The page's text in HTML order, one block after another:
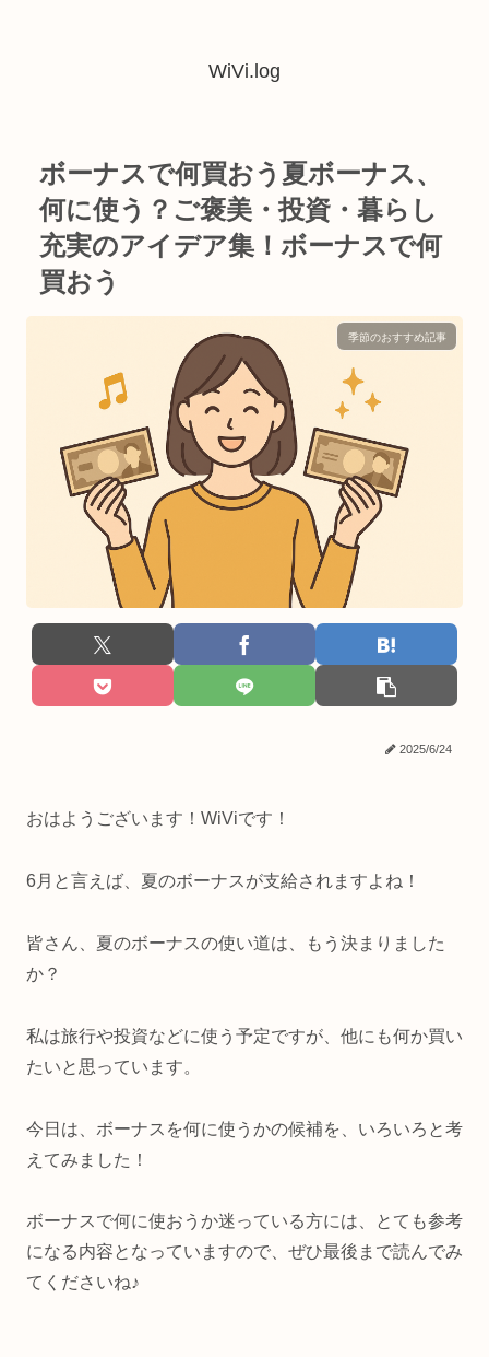
WiVi.log
ボーナスで何買おう夏ボーナス、
何に使う？ご褒美・投資・暮らし
充実のアイデア集！ボーナスで何
買おう
季節のおすすめ記事
2025/6/24
おはようございます！WiViです！
6月と言えば、夏のボーナスが支給されますよね！
皆さん、夏のボーナスの使い道は、もう決まりました
か？
私は旅行や投資などに使う予定ですが、他にも何か買い
たいと思っています。
今日は、ボーナスを何に使うかの候補を、いろいろと考
えてみました！
ボーナスで何に使おうか迷っている方には、とても参考
になる内容となっていますので、ぜひ最後まで読んでみ
てくださいね♪